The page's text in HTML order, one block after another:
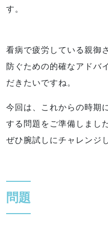
す。
看病で疲労している親御
防ぐための的確なアドバ
だきたいですね。
今回は、これからの時期
する問題をご準備しました
ぜひ腕試しにチャレンジ
問題